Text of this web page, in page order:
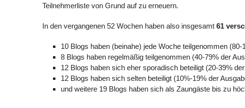
Teilnehmerliste von Grund auf zu erneuern.
In den vergangenen 52 Wochen haben also insgesamt 61
10 Blogs haben (beinahe) jede Woche teilgenommen
8 Blogs haben regelmäßig teilgenommen (40-79% der
12 Blogs haben sich eher sporadisch beteiligt (20-39%
12 Blogs haben sich selten beteiligt (10%-19% der
und weitere 19 Blogs haben sich als Zaungäste bis zu